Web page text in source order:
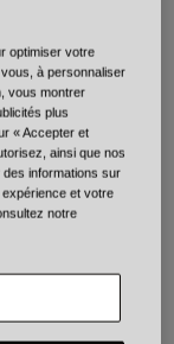
Tableau des tailles
optimiser votre
à personnaliser
vous montrer
plus
« Accepter et
ainsi que nos
informations sur
et votre
notre